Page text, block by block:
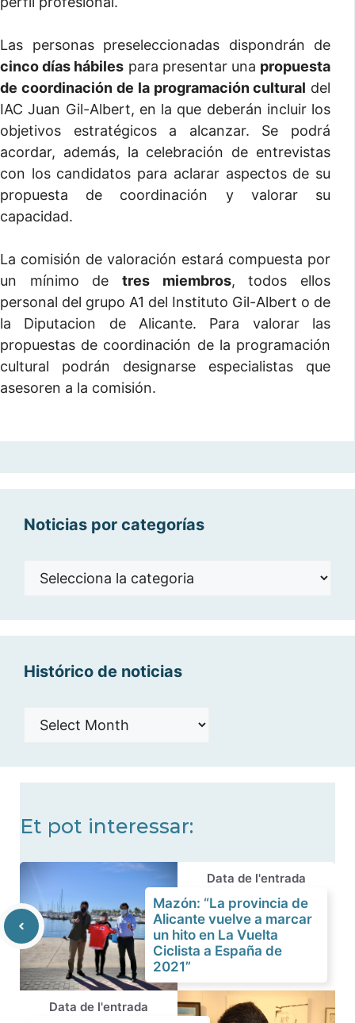
Las personas preseleccionadas dispondrán de
cinco días hábiles para presentar una propuesta
de coordinación de la programación cultural del
IAC Juan Gil-Albert, en la que deberán incluir los
objetivos estratégicos a alcanzar. Se podrá
acordar, además, la celebración de entrevistas
con los candidatos para aclarar aspectos de su
propuesta de coordinación y valorar su
capacidad.
La comisión de valoración estará compuesta por
un mínimo de tres miembros, todos ellos
personal del grupo A1 del Instituto Gil-Albert o de
la Diputacion de Alicante. Para valorar las
propuestas de coordinación de la programación
cultural podrán designarse especialistas que
asesoren a la comisión.
Noticias por categorías
Noticias
Histórico de noticias
Histórico
Et pot interessar:
Data de l'entrada
Mazón: “La provincia de
Alicante vuelve a marcar
un hito en La Vuelta
Ciclista a España de
2021”
Data de l'entrada